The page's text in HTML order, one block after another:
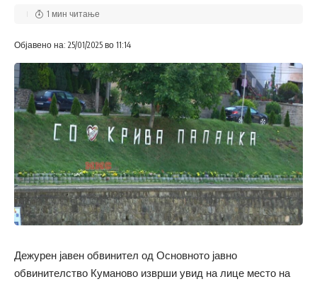
Објавено на: 25/01/2025 во 11:14
1 мин читање
Дежурен јавен обвинител од Основното јавно
обвинителство Куманово изврши увид на лице место на